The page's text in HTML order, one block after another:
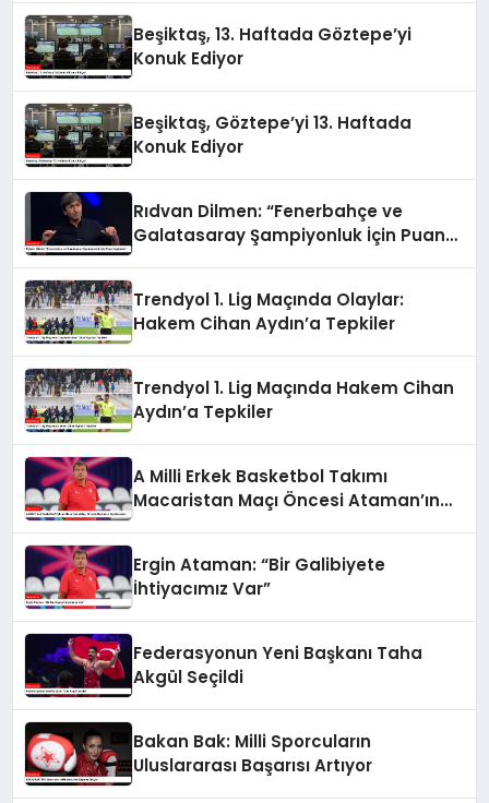
Beşiktaş, 13. Haftada Göztepe’yi
Konuk Ediyor
Beşiktaş, Göztepe’yi 13. Haftada
Konuk Ediyor
Rıdvan Dilmen: “Fenerbahçe ve
Galatasaray Şampiyonluk İçin Puan
Trendyol 1. Lig Maçında Olaylar:
Hakem Cihan Aydın’a Tepkiler
Trendyol 1. Lig Maçında Hakem Cihan
Aydın’a Tepkiler
A Milli Erkek Basketbol Takımı
Macaristan Maçı Öncesi Ataman’ın
Ergin Ataman: “Bir Galibiyete
İhtiyacımız Var”
Federasyonun Yeni Başkanı Taha
Akgül Seçildi
Bakan Bak: Milli Sporcuların
Uluslararası Başarısı Artıyor